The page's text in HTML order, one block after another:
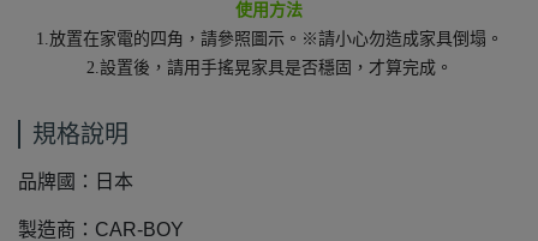
使用方法
1.放置在家電的四角，請參照圖示。※請小心勿造成家具倒塌。
2.設置後，請用手搖晃家具是否穩固，才算完成。
規格說明
品牌國：日本
製造商：CAR-BOY